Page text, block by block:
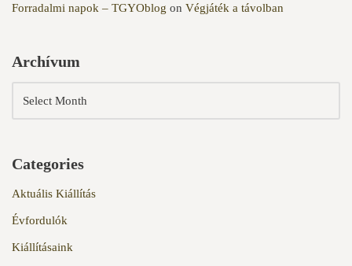
Forradalmi napok – TGYOblog on Végjáték a távolban
Archívum
Categories
Aktuális Kiállítás
Évfordulók
Kiállításaink